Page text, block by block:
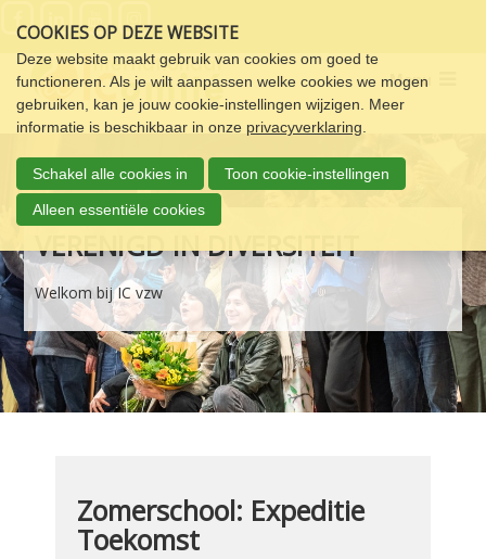
links
over
Spring
naar
de
navigatie
Spring
naar
de
inhoud
COOKIES OP DEZE WEBSITE
Deze website maakt gebruik van cookies om goed te
functioneren. Als je wilt aanpassen welke cookies we mogen
gebruiken, kan je jouw cookie-instellingen wijzigen. Meer
informatie is beschikbaar in onze privacyverklaring
Schakel alle cookies in Toon cookie-instellingen
Alleen essentiële cookies
Menu
VERENIGD IN DIVERSITEIT
Welkom bij IC vzw
Zomerschool: Expeditie
Toekomst